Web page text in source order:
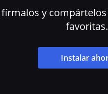
y
favoritas.
Instalar